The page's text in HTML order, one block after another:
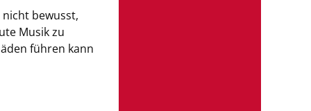
nicht bewusst,
Musik zu
führen kann